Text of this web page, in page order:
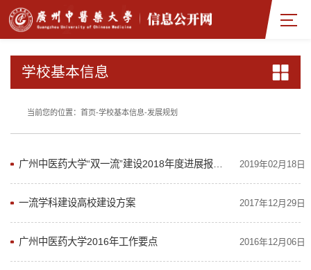
学校基本信息
当前您的位置： 首页-学校基本信息-发展规划
2019年02月18日
一流学科建设高校建设方案 2017年12月29日
广州中医药大学2016年工作要点 2016年12月06日